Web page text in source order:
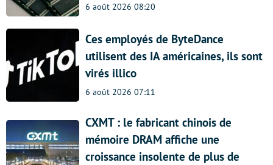
6 août 2026 08:20
Ces employés de ByteDance
utilisent des IA américaines, ils sont
virés illico
6 août 2026 07:11
CXMT : le fabricant chinois de
mémoire DRAM affiche une
croissance insolente de plus de